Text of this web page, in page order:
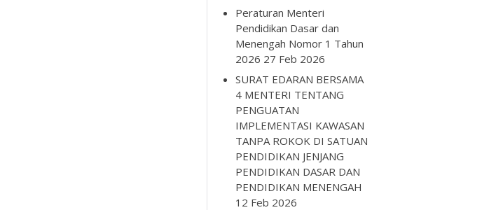
Peraturan Menteri
Pendidikan Dasar dan
Menengah Nomor 1 Tahun
2026 27 Feb 2026
SURAT EDARAN BERSAMA
4 MENTERI TENTANG
PENGUATAN
IMPLEMENTASI KAWASAN
TANPA ROKOK DI SATUAN
PENDIDIKAN JENJANG
PENDIDIKAN DASAR DAN
PENDIDIKAN MENENGAH
12 Feb 2026